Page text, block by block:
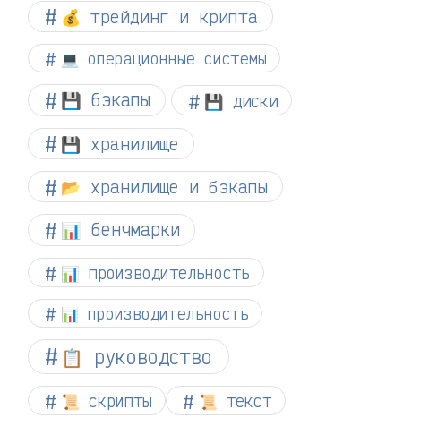
💰 трейдинг и крипта
💻 операционные системы
💾 бэкапы 💾 диски
💾 хранилище
📂 хранилище и бэкапы
📊 бенчмарки
📊 производительность
📊 производительность
📋 руководство
📜 скрипты 📜 текст